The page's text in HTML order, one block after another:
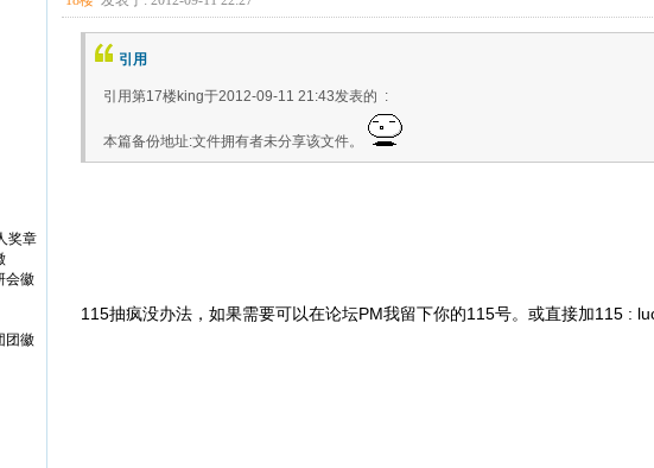
引用
引用第17楼king于2012-09-11 21:43发表的 :
本篇备份地址:文件拥有者未分享该文件。
115抽疯没办法，如果需要可以在论坛PM我留下你的115号。或直接加115 :